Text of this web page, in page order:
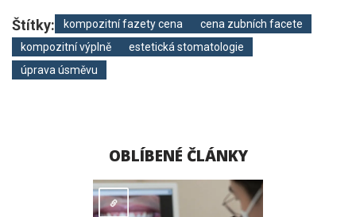
Štítky: kompozitní fazety cena
cena zubních facete
kompozitní výplně
estetická stomatologie
úprava úsměvu
OBLÍBENÉ ČLÁNKY